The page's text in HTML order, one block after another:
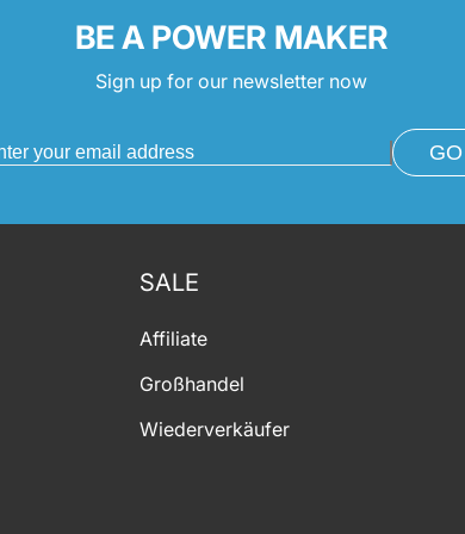
BE A POWER MAKER
Sign up for our newsletter now
GO
SALE
Affiliate
Großhandel
Wiederverkäufer